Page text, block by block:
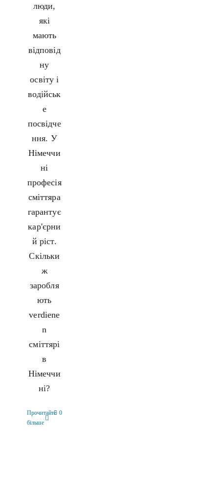
люди,
які
мають
відповід
ну
освіту і
водійськ
е
посвідче
ння. У
Німеччи
ні
професія
сміттяра
гарантує
кар'єрни
й ріст.
Скільки
ж
заробля
ють
verdiene
n
сміттярі
в
Німеччи
ні?
Прочитайте
більше
0